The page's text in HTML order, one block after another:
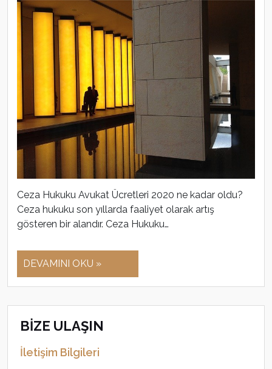
Ceza Hukuku Avukat Ücretleri 2020 ne kadar oldu?
Ceza hukuku son yıllarda faaliyet olarak artış
gösteren bir alandır. Ceza Hukuku…
DEVAMINI OKU »
BİZE ULAŞIN
İletişim Bilgileri